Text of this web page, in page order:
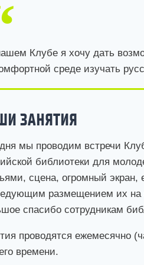
Клубе я хочу дать
среде изучать
ЗАНЯТИЯ
мы проводим встречи
библиотеки для
сцена, огромный экран,
размещением их на
спасибо сотрудникам
проводятся ежемесячно
времени.